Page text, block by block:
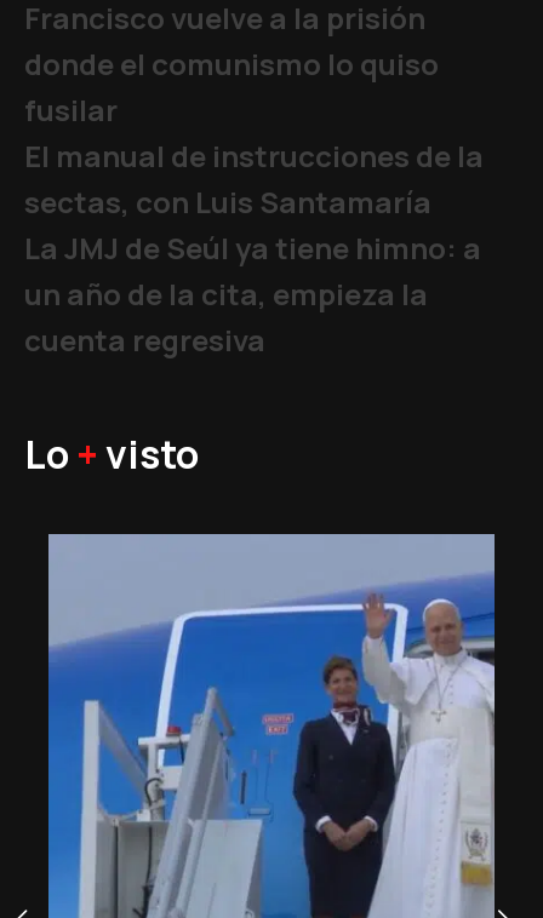
Francisco vuelve a la prisión
donde el comunismo lo quiso
fusilar
El manual de instrucciones de la
sectas, con Luis Santamaría
La JMJ de Seúl ya tiene himno: a
un año de la cita, empieza la
cuenta regresiva
Lo +visto